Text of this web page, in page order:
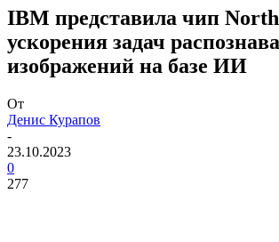
IBM представила чип
ускорения задач
изображений на базе ИИ
От
Денис Курапов
-
23.10.2023
0
277